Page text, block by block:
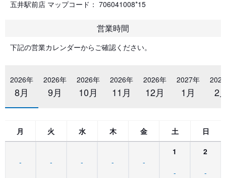
五井駅前店 マップコード： 706041008*15
営業時間
下記の営業カレンダーからご確認ください。
2026年
8月
2026年
9月
2026年
10月
2026年
11月
2026年
12月
2027年
1月 2
月 火 水 木 金 土 日
- - - - -
1
-
2
-